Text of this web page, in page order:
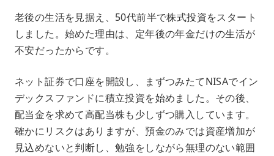
老後の生活を見据え、50代前半で株式投資をスタート
しました。始めた理由は、定年後の年金だけの生活が
不安だったからです。
ネット証券で口座を開設し、まずつみたてNISAでイン
デックスファンドに積立投資を始めました。その後、
配当金を求めて高配当株も少しずつ購入しています。
確かにリスクはありますが、預金のみでは資産増加が
見込めないと判断し、勉強をしながら無理のない範囲